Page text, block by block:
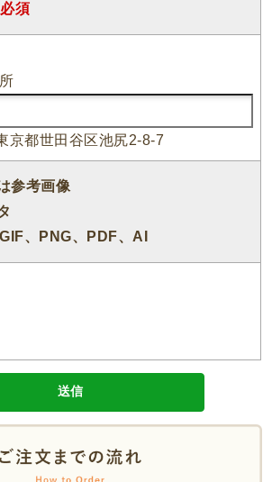
須
京都世田谷区池尻2-8-7
参考画像
、PNG、PDF、AI